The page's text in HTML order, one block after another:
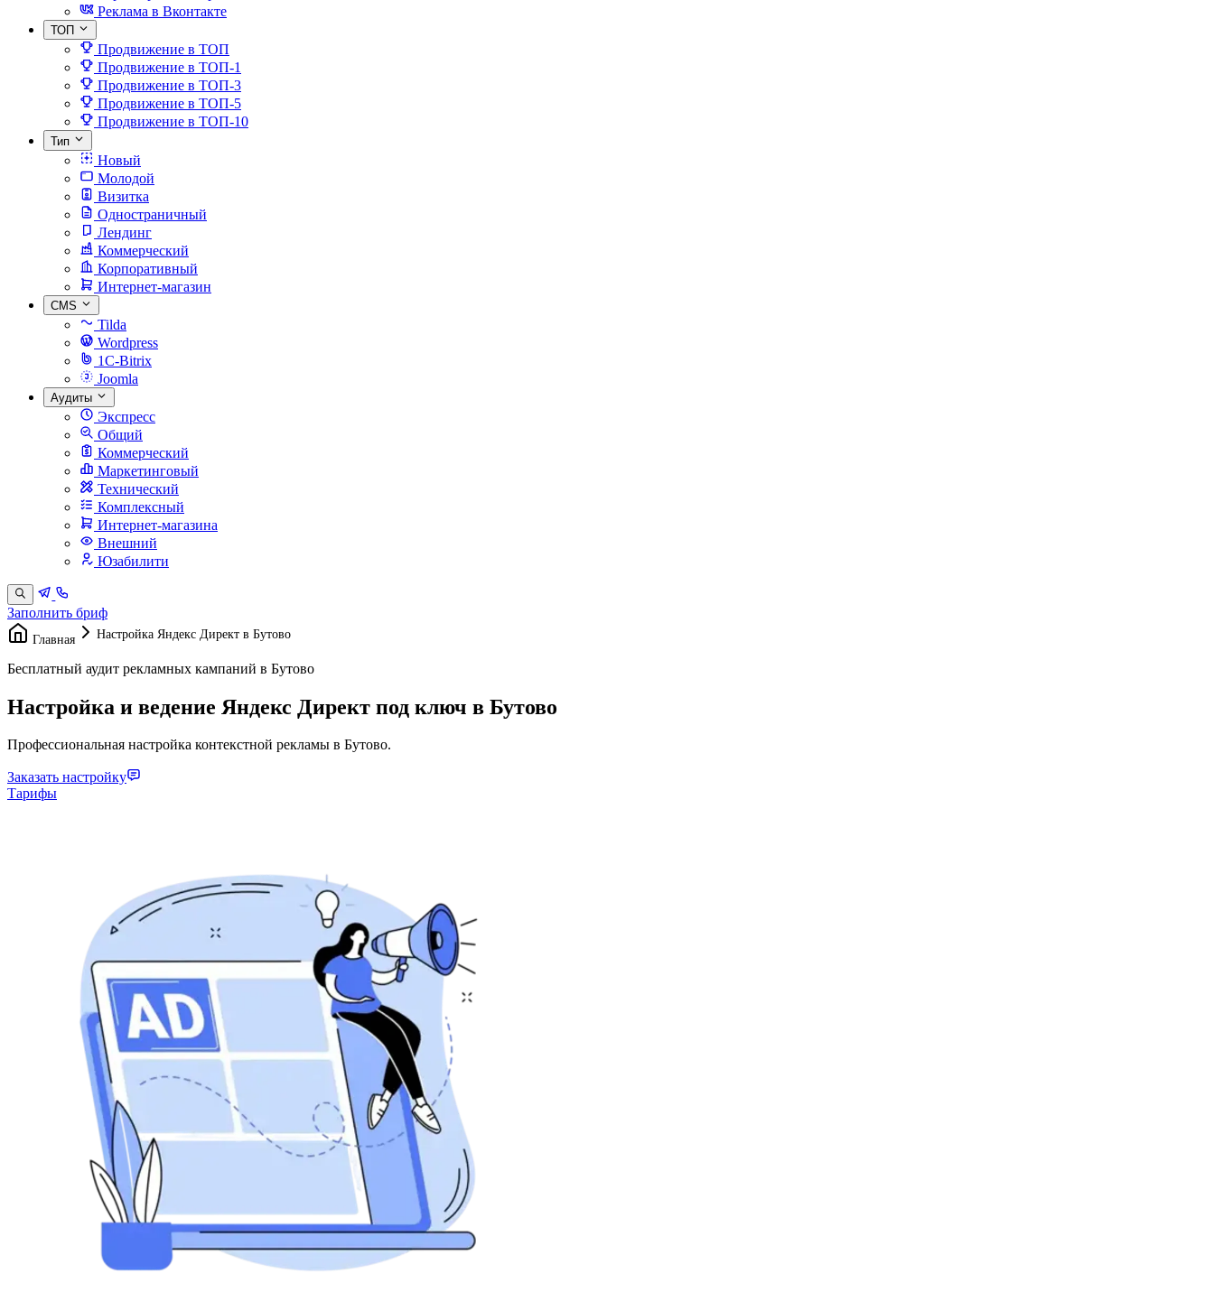
Реклама в Вконтакте
ТОП
Продвижение в ТОП
Продвижение в ТОП-1
Продвижение в ТОП-3
Продвижение в ТОП-5
Продвижение в ТОП-10
Тип
Новый
Молодой
Визитка
Одностраничный
Лендинг
Коммерческий
Корпоративный
Интернет-магазин
CMS
Tilda
Wordpress
1C-Bitrix
Joomla
Аудиты
Экспресс
Общий
Коммерческий
Маркетинговый
Технический
Комплексный
Интернет-магазина
Внешний
Юзабилити
Заполнить бриф
Главная Настройка Яндекс Директ в Бутово
Бесплатный аудит рекламных кампаний в Бутово
Настройка и ведение Яндекс Директ под ключ в Бутово
Профессиональная настройка контекстной рекламы в Бутово.
Заказать настройку
Тарифы